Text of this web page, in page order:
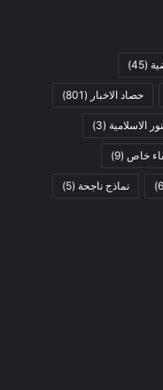
(45)
حصاد الاخبار (801)
الاسلامية (3)
خاص (9)
نماذج ناجحة (5)